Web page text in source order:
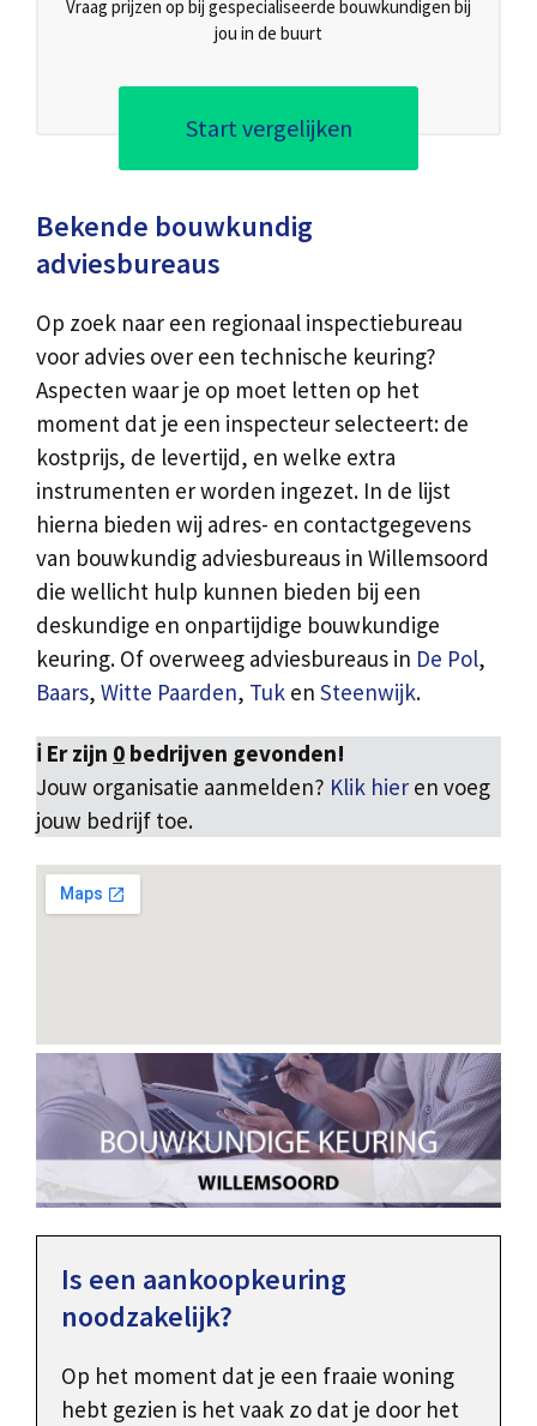
Vraag prijzen op bij gespecialiseerde bouwkundigen bij
jou in de buurt
Start vergelijken
Bekende bouwkundig
adviesbureaus
Op zoek naar een regionaal inspectiebureau
voor advies over een technische keuring?
Aspecten waar je op moet letten op het
moment dat je een inspecteur selecteert: de
kostprijs, de levertijd, en welke extra
instrumenten er worden ingezet. In de lijst
hierna bieden wij adres- en contactgegevens
van bouwkundig adviesbureaus in Willemsoord
die wellicht hulp kunnen bieden bij een
deskundige en onpartijdige bouwkundige
keuring. Of overweeg adviesbureaus in De Pol,
Baars, Witte Paarden, Tuk en Steenwijk.
ℹ️ Er zijn 0 bedrijven gevonden!
Jouw organisatie aanmelden? Klik hier en voeg
jouw bedrijf toe.
Is een aankoopkeuring
noodzakelijk?
Op het moment dat je een fraaie woning
hebt gezien is het vaak zo dat je door het